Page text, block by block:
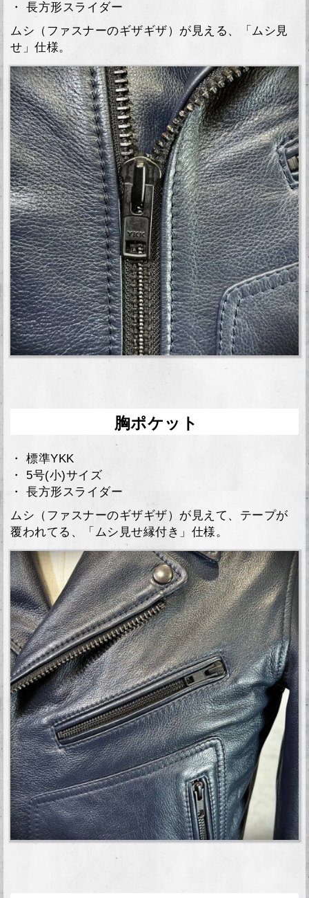
・ 長方形スライダー
ムシ（ファスナーのギザギザ）が見える、「ムシ見
せ」仕様。
胸ポケット
・ 標準YKK
・ 5号(小)サイズ
・ 長方形スライダー
ムシ（ファスナーのギザギザ）が見えて、テープが
覆われてる、「ムシ見せ縁付き」仕様。